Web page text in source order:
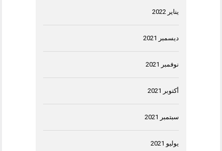
يناير 2022
ديسمبر 2021
نوفمبر 2021
أكتوبر 2021
سبتمبر 2021
يوليو 2021